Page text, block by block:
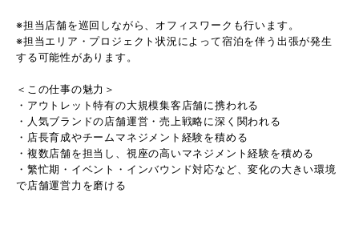
※担当店舗を巡回しながら、オフィスワークも行います。
※担当エリア・プロジェクト状況によって宿泊を伴う出張が発生
する可能性があります。
＜この仕事の魅力＞
・アウトレット特有の大規模集客店舗に携われる
・人気ブランドの店舗運営・売上戦略に深く関われる
・店長育成やチームマネジメント経験を積める
・複数店舗を担当し、視座の高いマネジメント経験を積める
・繁忙期・イベント・インバウンド対応など、変化の大きい環境
で店舗運営力を磨ける